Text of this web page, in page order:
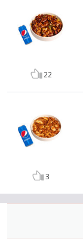
22
3